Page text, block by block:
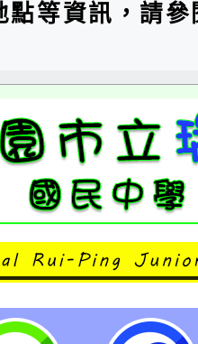
點等資訊，請參
位學習工作坊